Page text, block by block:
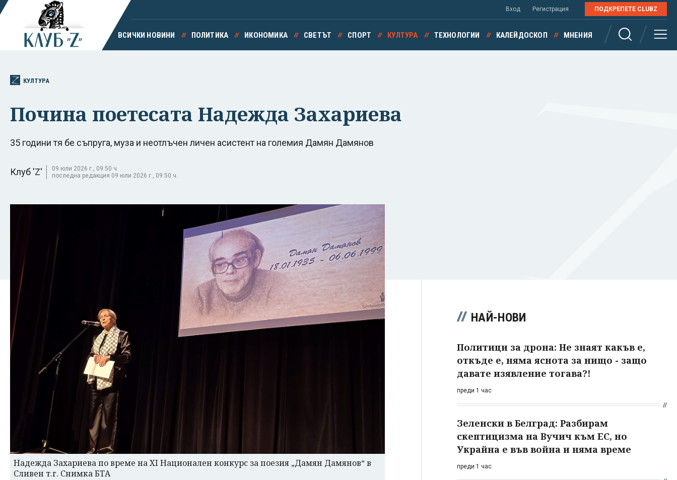
Вход Регистрация ПОДКРЕПЕТЕ CLUBZ
ВСИЧКИ НОВИНИ ПОЛИТИКА ИКОНОМИКА СВЕТЪТ СПОРТ КУЛТУРА ТЕХНОЛОГИИ КАЛЕЙДОСКОП МНЕНИЯ
КУЛТУРА
Почина поетесата Надежда Захариева
35 години тя бе съпруга, муза и неотлъчен личен асистент на големия Дамян Дамянов
Клуб 'Z'
09 юли 2026 г., 09:50 ч.
последна редакция 09 юли 2026 г., 09:50 ч.
Надежда Захариева по време на XI Национален конкурс за поезия „Дамян Дамянов“ в
Сливен т.г. Снимка БТА
НАЙ-НОВИ
Политици за дрона: Не знаят какъв е,
откъде е, няма яснота за нищо - защо
давате изявление тогава?!
преди 1 час
Зеленски в Белград: Разбирам
скептицизма на Вучич към ЕС, но
Украйна е във война и няма време
преди 1 час